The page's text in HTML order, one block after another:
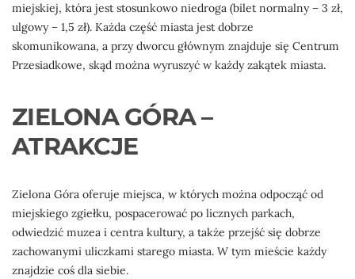
miejskiej, która jest stosunkowo niedroga (bilet normalny – 3 zł,
ulgowy – 1,5 zł). Każda część miasta jest dobrze
skomunikowana, a przy dworcu głównym znajduje się Centrum
Przesiadkowe, skąd można wyruszyć w każdy zakątek miasta.
ZIELONA GÓRA –
ATRAKCJE
Zielona Góra oferuje miejsca, w których można odpocząć od
miejskiego zgiełku, pospacerować po licznych parkach,
odwiedzić muzea i centra kultury, a także przejść się dobrze
zachowanymi uliczkami starego miasta. W tym mieście każdy
znajdzie coś dla siebie.